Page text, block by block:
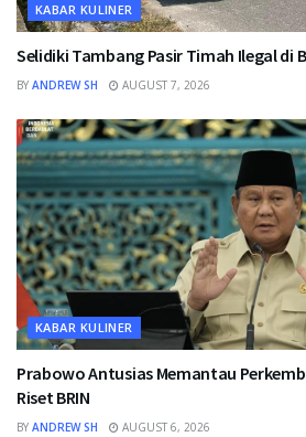
KABAR KULINER
Selidiki Tambang Pasir Timah Ilegal di
BY ANDREW SH AUGUST 7, 2026
KABAR KULINER
Prabowo Antusias Memantau
Riset BRIN
BY ANDREW SH AUGUST 6, 2026